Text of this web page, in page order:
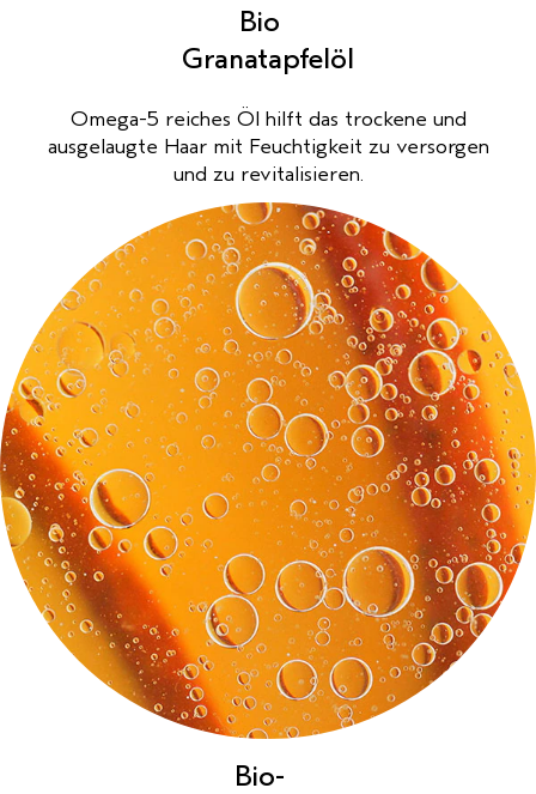
Bio
Granatapfelöl
Omega-5 reiches Öl hilft das trockene und
ausgelaugte Haar mit Feuchtigkeit zu versorgen
und zu revitalisieren.
Bio-